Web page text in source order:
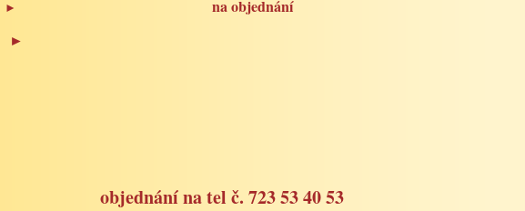
►
na objednání
►
objednání na tel č. 723 53 40 53